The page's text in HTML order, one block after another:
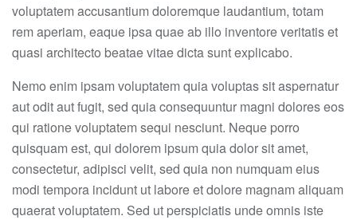
voluptatem accusantium doloremque laudantium, totam
rem aperiam, eaque ipsa quae ab illo inventore veritatis et
quasi architecto beatae vitae dicta sunt explicabo.
Nemo enim ipsam voluptatem quia voluptas sit aspernatur
aut odit aut fugit, sed quia consequuntur magni dolores eos
qui ratione voluptatem sequi nesciunt. Neque porro
quisquam est, qui dolorem ipsum quia dolor sit amet,
consectetur, adipisci velit, sed quia non numquam eius
modi tempora incidunt ut labore et dolore magnam aliquam
quaerat voluptatem. Sed ut perspiciatis unde omnis iste